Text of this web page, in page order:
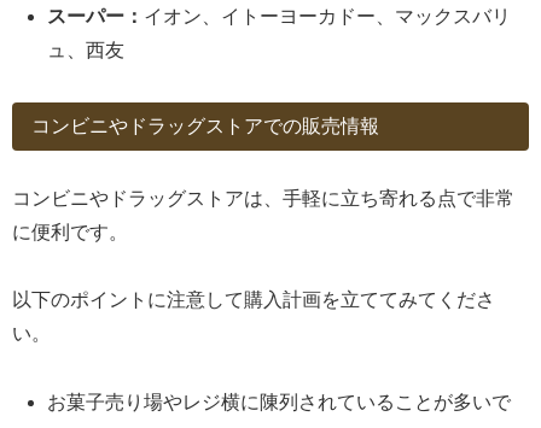
スーパー： イオン、イトーヨーカドー、マックスバリ
ュ、西友
コンビニやドラッグストアでの販売情報
コンビニやドラッグストアは、手軽に立ち寄れる点で非常
に便利です。
以下のポイントに注意して購入計画を立ててみてくださ
い。
お菓子売り場やレジ横に陳列されていることが多いで